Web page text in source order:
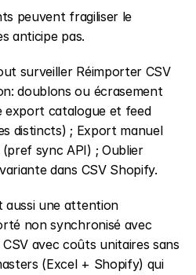
peuvent fragiliser le
anticipe pas.
surveiller Réimporter CSV
doublons ou écrasement
export catalogue et feed
distincts) ; Export manuel
sync API) ; Oublier
dans CSV Shopify.
aussi une attention
non synchronisé avec
avec coûts unitaires sans
(Excel + Shopify) qui